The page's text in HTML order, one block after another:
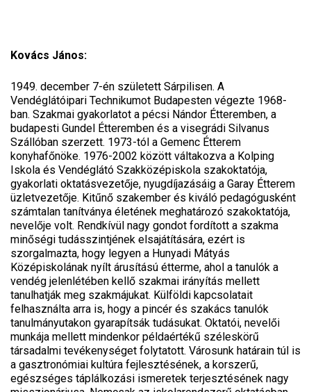
Kovács János:
1949. december 7-én született Sárpilisen. A
Vendéglátóipari Technikumot Budapesten végezte 1968-
ban. Szakmai gyakorlatot a pécsi Nándor Étteremben, a
budapesti Gundel Étteremben és a visegrádi Silvanus
Szállóban szerzett. 1973-tól a Gemenc Étterem
konyhafőnöke. 1976-2002 között váltakozva a Kolping
Iskola és Vendéglátó Szakközépiskola szakoktatója,
gyakorlati oktatásvezetője, nyugdíjazásáig a Garay Étterem
üzletvezetője. Kitűnő szakember és kiváló pedagógusként
számtalan tanítványa életének meghatározó szakoktatója,
nevelője volt. Rendkívül nagy gondot fordított a szakma
minőségi tudásszintjének elsajátítására, ezért is
szorgalmazta, hogy legyen a Hunyadi Mátyás
Középiskolának nyílt árusítású étterme, ahol a tanulók a
vendég jelenlétében kellő szakmai irányítás mellett
tanulhatják meg szakmájukat. Külföldi kapcsolatait
felhasználta arra is, hogy a pincér és szakács tanulók
tanulmányutakon gyarapítsák tudásukat. Oktatói, nevelői
munkája mellett mindenkor példaértékű széleskörű
társadalmi tevékenységet folytatott. Városunk határain túl is
a gasztronómiai kultúra fejlesztésének, a korszerű,
egészséges táplálkozási ismeretek terjesztésének nagy